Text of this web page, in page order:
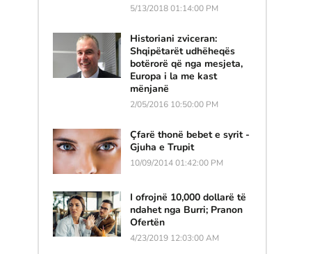
5/13/2018 01:14:00 PM
Historiani zviceran:
Shqipëtarët udhëheqës
botërorë që nga mesjeta,
Europa i la me kast
mënjanë
2/05/2016 10:50:00 PM
Çfarë thonë bebet e syrit -
Gjuha e Trupit
10/09/2014 01:42:00 PM
I ofrojnë 10,000 dollarë të
ndahet nga Burri; Pranon
Ofertën
4/23/2019 12:03:00 AM